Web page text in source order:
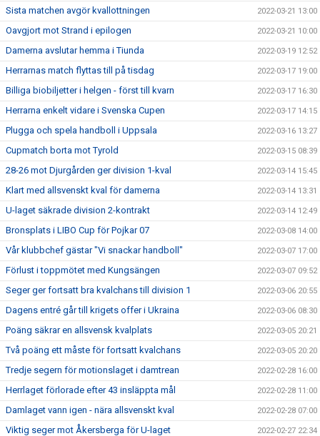
Sista matchen avgör kvallottningen 2022-03-21 13:00
Oavgjort mot Strand i epilogen 2022-03-21 10:00
Damerna avslutar hemma i Tiunda 2022-03-19 12:52
Herrarnas match flyttas till på tisdag 2022-03-17 19:00
Billiga biobiljetter i helgen - först till kvarn 2022-03-17 16:30
Herrarna enkelt vidare i Svenska Cupen 2022-03-17 14:15
Plugga och spela handboll i Uppsala 2022-03-16 13:27
Cupmatch borta mot Tyrold 2022-03-15 08:39
28-26 mot Djurgården ger division 1-kval 2022-03-14 15:45
Klart med allsvenskt kval för damerna 2022-03-14 13:31
U-laget säkrade division 2-kontrakt 2022-03-14 12:49
Bronsplats i LIBO Cup för Pojkar 07 2022-03-08 14:00
Vår klubbchef gästar "Vi snackar handboll" 2022-03-07 17:00
Förlust i toppmötet med Kungsängen 2022-03-07 09:52
Seger ger fortsatt bra kvalchans till division 1 2022-03-06 20:55
Dagens entré går till krigets offer i Ukraina 2022-03-06 08:30
Poäng säkrar en allsvensk kvalplats 2022-03-05 20:21
Två poäng ett måste för fortsatt kvalchans 2022-03-05 20:20
Tredje segern för motionslaget i damtrean 2022-02-28 16:00
Herrlaget förlorade efter 43 insläppta mål 2022-02-28 11:00
Damlaget vann igen - nära allsvenskt kval 2022-02-28 07:00
Viktig seger mot Åkersberga för U-laget 2022-02-27 22:34